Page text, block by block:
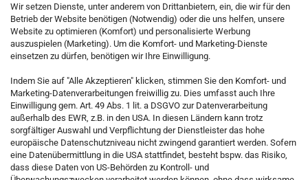
Wir setzen Dienste, unter anderem von Drittanbietern, ein, die wir für den
Betrieb der Website benötigen (Notwendig) oder die uns helfen, unsere
Website zu optimieren (Komfort) und personalisierte Werbung
auszuspielen (Marketing). Um die Komfort- und Marketing-Dienste
einsetzen zu dürfen, benötigen wir Ihre Einwilligung.
Indem Sie auf "Alle Akzeptieren" klicken, stimmen Sie den Komfort- und
Marketing-Datenverarbeitungen freiwillig zu. Dies umfasst auch Ihre
Einwilligung gem. Art. 49 Abs. 1 lit. a DSGVO zur Datenverarbeitung
außerhalb des EWR, z.B. in den USA. In diesen Ländern kann trotz
sorgfältiger Auswahl und Verpflichtung der Dienstleister das hohe
europäische Datenschutzniveau nicht zwingend garantiert werden. Sofern
eine Datenübermittlung in die USA stattfindet, besteht bspw. das Risiko,
dass diese Daten von US-Behörden zu Kontroll- und
KONTAKT
Kostenfreie Service-Hotline
0800 5892815
Callback Service